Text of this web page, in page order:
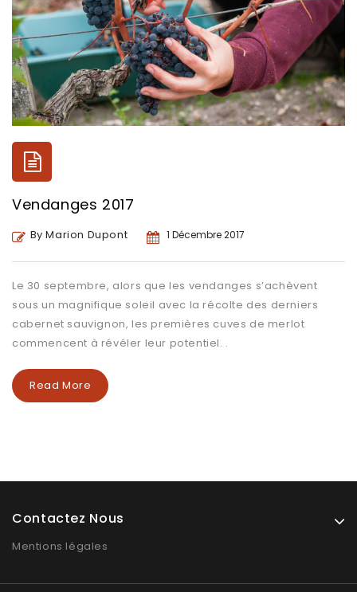
Vendanges 2017
By Marion Dupont 1 Décembre 2017
Le 30 septembre, alors que les vendanges s’achèvent
sous un magnifique soleil avec la récolte des derniers
cabernet sauvignon, les premières cuves de merlot
commencent à révéler leur potentiel. .
Read More
Contactez Nous
Mentions légales